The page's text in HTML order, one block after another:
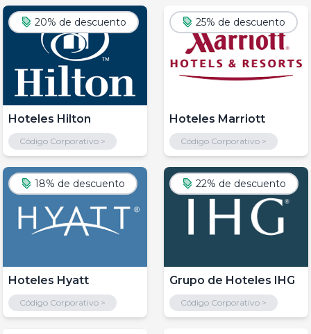
20% de descuento
Hoteles Hilton
Código Corporativo >
25% de descuento
Hoteles Marriott
Código Corporativo >
18% de descuento
Hoteles Hyatt
Código Corporativo >
22% de descuento
Grupo de Hoteles IHG
Código Corporativo >